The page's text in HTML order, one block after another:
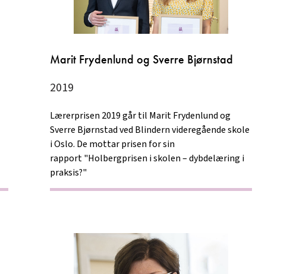
Marit Frydenlund og Sverre Bjørnstad
2019
Lærerprisen 2019 går til Marit Frydenlund og
Sverre Bjørnstad ved Blindern videregående skole
i Oslo. De mottar prisen for sin
rapport "Holbergprisen i skolen – dybdelæring i
praksis?"